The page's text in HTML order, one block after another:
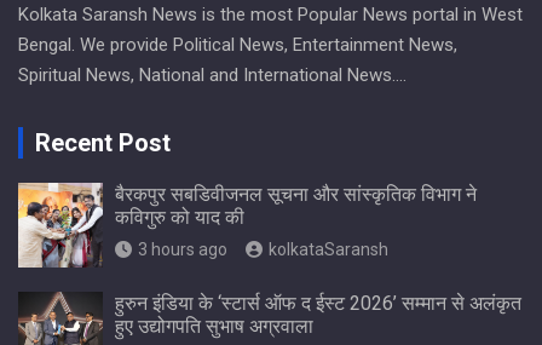
Kolkata Saransh News is the most Popular News portal in West
Bengal. We provide Political News, Entertainment News,
Spiritual News, National and International News….
Recent Post
बैरकपुर सबडिवीजनल सूचना और सांस्कृतिक विभाग ने
कविगुरु को याद की
3 hours ago kolkataSaransh
हुरुन इंडिया के ‘स्टार्स ऑफ द ईस्ट 2026’ सम्मान से अलंकृत
हुए उद्योगपति सुभाष अग्रवाला